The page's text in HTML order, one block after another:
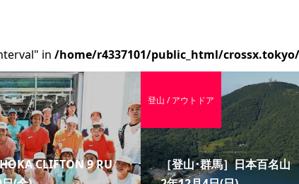
in /home/r4337101/public_html/
CLIFTON 9 RU
［登山･群馬］日本百名
登山 / アウトドア